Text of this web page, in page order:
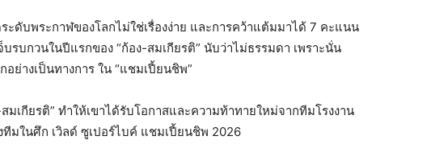
ดับพระกาฬของโลกไม่ใช่เรื่องง่าย และการคว้าแต้มมาได้ 7 คะแนน
รบกวนในปีแรกของ “ก้อง-สมเกียรติ” นับว่าไม่ธรรมดา เพราะนั่น
างเป็นทางการ ใน “แชมเปี้ยนชิพ”
เกียรติ” ทำให้เขาได้รับโอกาสและความท้าทายใหม่จากทีมโรงงาน
มในศึก เวิลด์ ซูเปอร์ไบค์ แชมเปี้ยนชิพ 2026